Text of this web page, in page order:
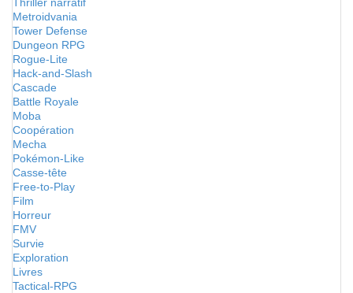
Metroidvania
Tower Defense
Dungeon RPG
Rogue-Lite
Hack-and-Slash
Cascade
Battle Royale
Moba
Coopération
Mecha
Pokémon-Like
Casse-tête
Free-to-Play
Film
Horreur
FMV
Survie
Exploration
Livres
Tactical-RPG